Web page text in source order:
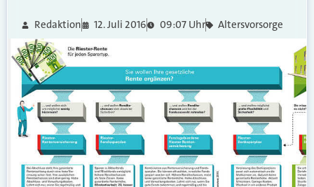
Redaktion 12. Juli 2016 09:07 Uhr Altersvorsorge